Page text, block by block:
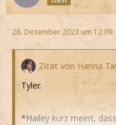
28. Dezember 2023 um 12:09
Zitat von Hanna
Tyler.
*Hailey kurz meint,